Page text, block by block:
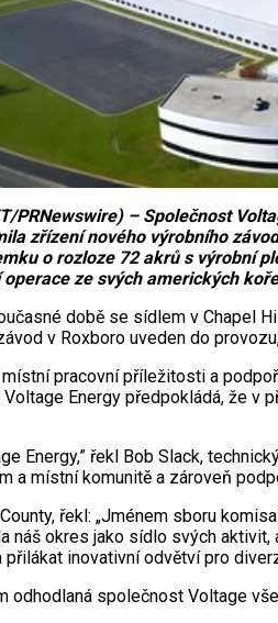
PRNewswire) – Společnost
zřízení nového výrobního
o rozloze 72 akrů s výrobní
ze svých amerických
době se sídlem v Chapel
v Roxboro uveden do
pracovní příležitosti a
Energy předpokládá, že
Energy,” řekl Bob Slack,
a místní komunitě a zároveň
řekl: „Jménem sboru
náš okres jako sídlo svých
inovativní odvětví pro
odhodlaná společnost Voltage